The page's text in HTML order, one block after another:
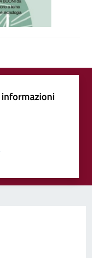
informazioni